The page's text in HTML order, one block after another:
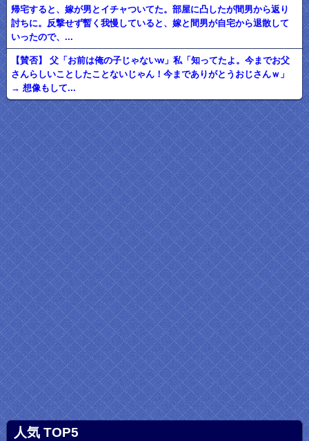
帰宅すると、嫁が男とイチャついてた。部屋に凸したが間男から返り
討ちに。反撃せず暫く我慢していると、嫁と間男が自宅から退散して
いったので、...
【賛否】 父「お前は俺の子じゃないw」私「知ってたよ。今までお父
さんらしいことしたことないじゃん！今までありがとうおじさんｗ」
→ 想像もして...
人気 TOP5